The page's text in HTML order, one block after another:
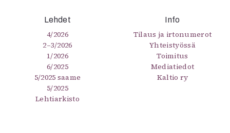
Lehdet
4/2026
2–3/2026
1/2026
6/2025
5/2025 saame
5/2025
Lehtiarkisto
Info
Tilaus ja irtonumerot
Yhteistyössä
Toimitus
Mediatiedot
Kaltio ry